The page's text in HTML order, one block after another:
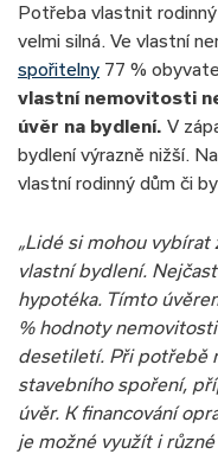
Potřeba vlastnit
velmi silná. Ve vlastní
spořitelny 77 %
vlastní nemovitosti
úvěr na bydlení. V
bydlení výrazně nižší.
vlastní rodinný dům či
„Lidé si mohou vybírat
vlastní bydlení.
hypotéka. Tímto
% hodnoty
desetiletí. Při potřebě
stavebního spoření,
úvěr. K financování
je možné využít i